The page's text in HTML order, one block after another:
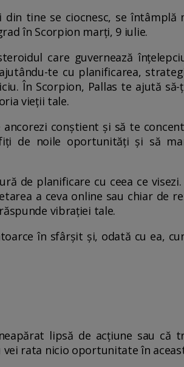
tine se ciocnesc, se întâmplă
în Scorpion marți, 9 iulie.
care guvernează
te cu planificarea,
În Scorpion, Pallas te ajută
vieții tale.
ancorezi conștient și să te
de noile oportunități și să
de planificare cu ceea ce
a ceva online sau chiar de
vibrației tale.
în sfârșit și, odată cu ea,
lipsă de acțiune sau
vei rata nicio oportunitate în